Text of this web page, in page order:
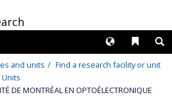
Liens
Langues
and units
Find a research facility or unit
DE MONTRÉAL EN OPTOÉLECTRONIQUE